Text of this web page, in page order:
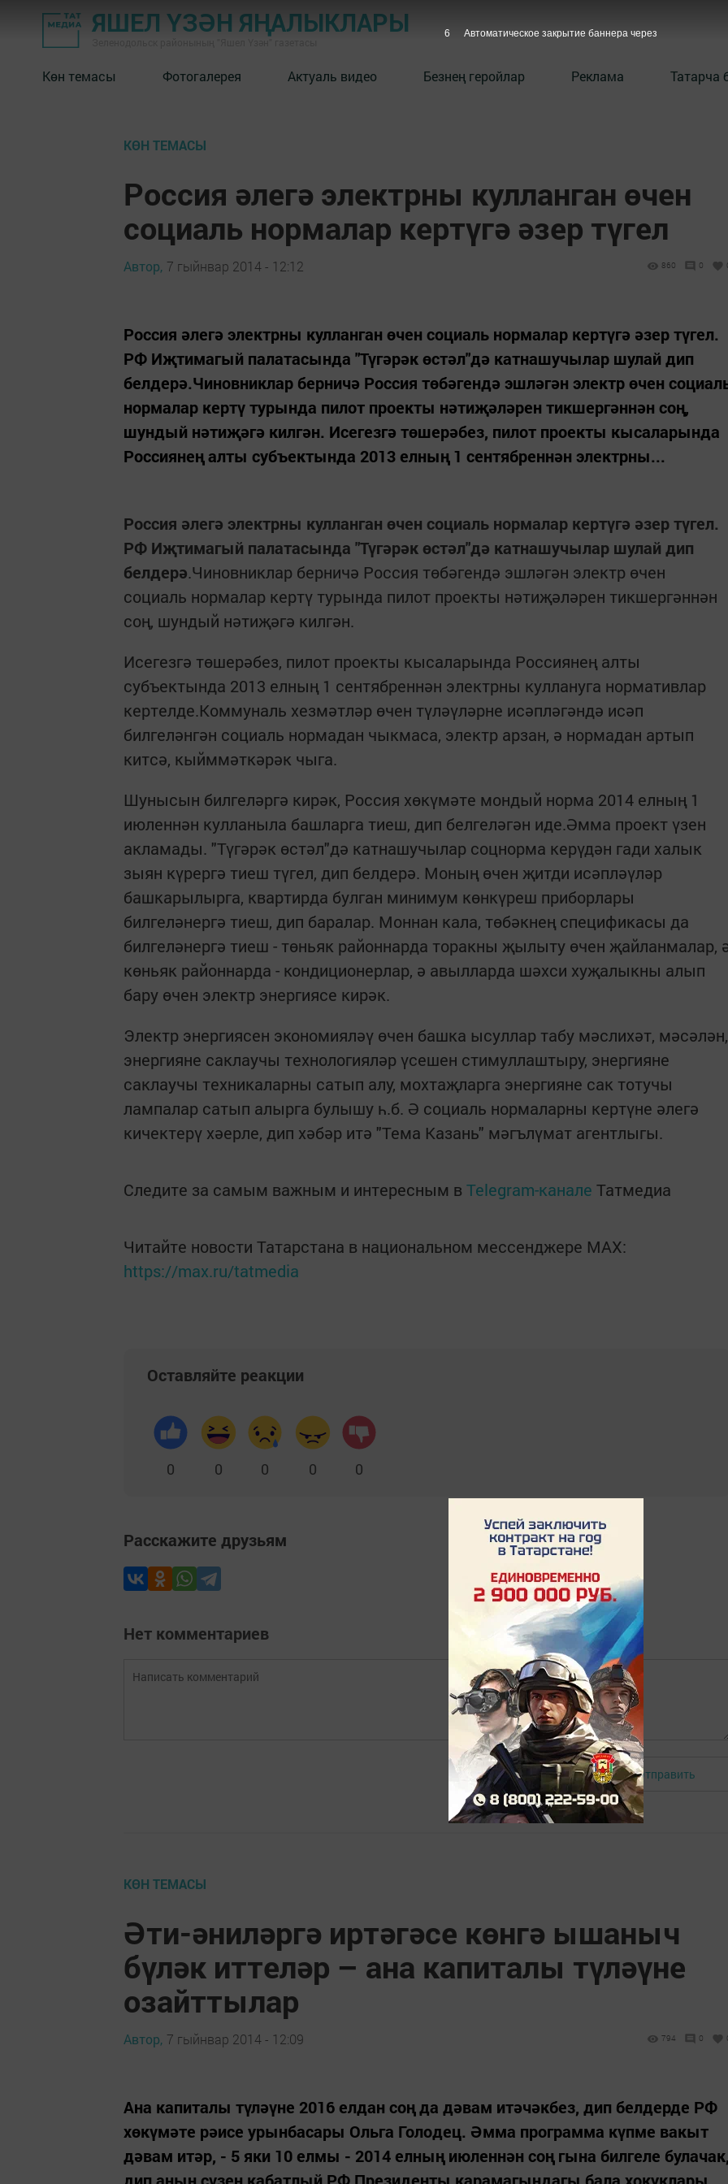
ЯШЕЛ ҮЗӘН ЯҢАЛЫКЛАРЫ
Көн темасы Фотогалерея Актуаль видео Безнең геройлар Реклама Татарча
КӨН ТЕМАСЫ
Россия әлегә электрны кулланган өчен
социаль нормалар кертүгә әзер түгел
Автор, 7 гыйнвар 2014 - 12:12 860 0
Россия әлегә электрны кулланган өчен социаль нормалар кертүгә әзер түгел.
РФ Иҗтимагый палатасында "Түгәрәк өстәл"дә катнашучылар шулай дип
белдерә.Чиновниклар берничә Россия төбәгендә эшләгән электр өчен
нормалар кертү турында пилот проекты нәтиҗәләрен тикшергәннән соң,
шундый нәтиҗәгә килгән. Исегезгә төшерәбез, пилот проекты кысаларында
Россиянең алты субъектында 2013 елның 1 сентябреннән электрны...
Россия әлегә электрны кулланган өчен социаль нормалар кертүгә әзер түгел.
РФ Иҗтимагый палатасында "Түгәрәк өстәл"дә катнашучылар шулай дип
белдерә.Чиновниклар берничә Россия төбәгендә эшләгән электр өчен
социаль нормалар кертү турында пилот проекты нәтиҗәләрен тикшергәннән
соң, шундый нәтиҗәгә килгән.
Исегезгә төшерәбез, пилот проекты кысаларында Россиянең алты
субъектында 2013 елның 1 сентябреннән электрны куллануга нормативлар
кертелде.Коммуналь хезмәтләр өчен түләүләрне исәпләгәндә исәп
билгеләнгән социаль нормадан чыкмаса, электр арзан, ә нормадан артып
китсә, кыйммәткәрәк чыга.
Шунысын билгеләргә кирәк, Россия хөкүмәте мондый норма 2014 елның 1
июленнән кулланыла башларга тиеш, дип белгеләгән иде.Әмма проект үзен
акламады. "Түгәрәк өстәл"дә катнашучылар соцнорма керүдән гади халык
зыян күрергә тиеш түгел, дип белдерә. Моның өчен җитди исәпләүләр
башкарылырга, квартирда булган минимум көнкүреш приборлары
билгеләнергә тиеш, дип баралар. Моннан кала, төбәкнең спецификасы да
билгеләнергә тиеш - төньяк районнарда торакны җылыту өчен җайланмалар,
көньяк районнарда - кондиционерлар, ә авылларда шәхси хуҗалыкны алып
бару өчен электр энергиясе кирәк.
Электр энергиясен экономияләү өчен башка ысуллар табу мәслихәт, мәсәлән,
энергияне саклаучы технологияләр үсешен стимуллаштыру, энергияне
саклаучы техникаларны сатып алу, мохтаҗларга энергияне сак тотучы
лампалар сатып алырга булышу һ.б. Ә социаль нормаларны кертүне әлегә
кичектерү хәерле, дип хәбәр итә "Тема Казань" мәгълүмат агентлыгы.
Следите за самым важным и интересным в Telegram-канале Татмедиа
Читайте новости Татарстана в национальном мессенджере MАХ:
https://max.ru/tatmedia
Оставляйте реакции
0 0 0 0 0
Расскажите друзьям
Нет комментариев
Авторизоваться Отправить
КӨН ТЕМАСЫ
Әти-әниләргә иртәгәсе көнгә ышаныч
бүләк иттеләр – ана капиталы түләүне
озайттылар
Автор, 7 гыйнвар 2014 - 12:09 794 0
Ана капиталы түләүне 2016 елдан соң да дәвам итәчәкбез, дип белдерде РФ
хөкүмәте рәисе урынбасары Ольга Голодец. Әмма программа күпме вакыт
дәвам итәр, - 5 яки 10 елмы - 2014 елның июленнән соң гына билгеле
5 Автоматическое закрытие баннера через